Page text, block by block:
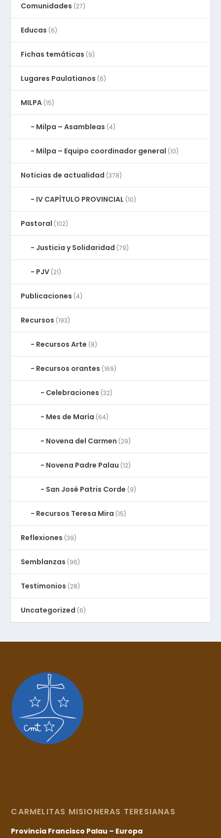
Comunidades (27)
Educas (6)
Fichas temáticas (9)
Lugares Paulatianos (6)
MILPA (15)
Milpa – Asambleas (4)
Milpa – Equipo coordinador general (10)
Noticias de actualidad (378)
IV CAPÍTULO PROVINCIAL (10)
Pastoral (102)
Justicia y Solidaridad (79)
PJV (21)
Publicaciones (4)
Recursos (193)
Recursos Arte (8)
Recursos orantes (169)
Celebraciones (32)
Mes de María (64)
Novena del Carmen (29)
Novena Padre Palau (12)
San José Patris Corde (9)
Recursos Teresa Mira (15)
Reflexiones (39)
Semblanzas (96)
Testimonios (28)
Uncategorized (6)
CARMELITAS MISIONERAS TERESIANAS
Provincia Francisco Palau – Europa